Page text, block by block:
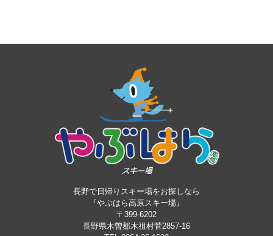
長野で日帰りスキー場をお探しなら
『やぶはら高原スキー場』
〒399-6202
長野県木曽郡木祖村菅2857-16